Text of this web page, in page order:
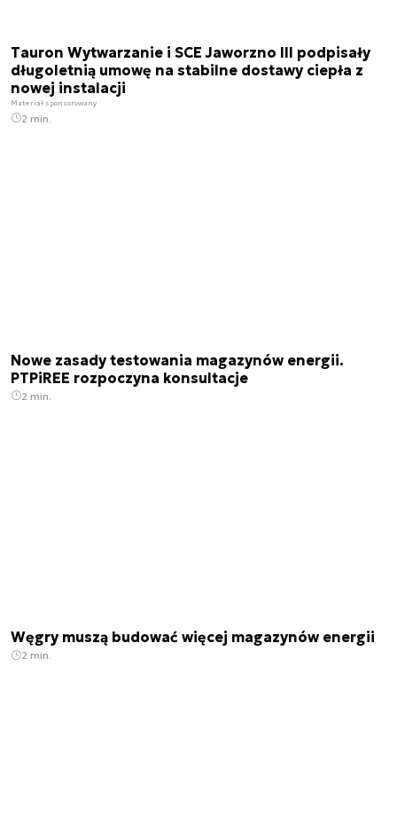
Tauron Wytwarzanie i SCE Jaworzno III podpisały
długoletnią umowę na stabilne dostawy ciepła z
nowej instalacji
Materiał sponsorowany
2 min.
Nowe zasady testowania magazynów energii.
PTPiREE rozpoczyna konsultacje
2 min.
Węgry muszą budować więcej magazynów energii
2 min.